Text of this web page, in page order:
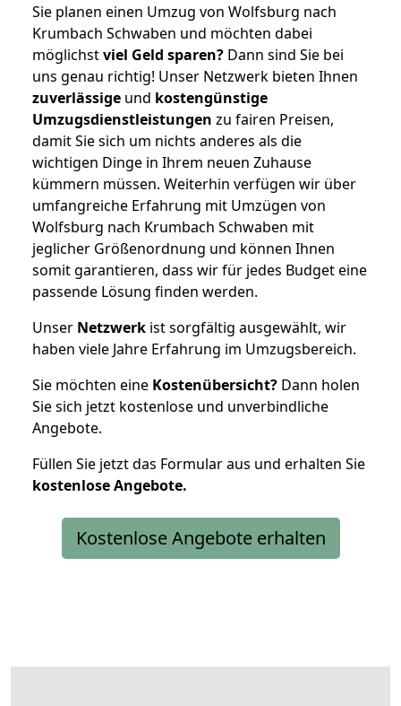
Sie planen einen Umzug von Wolfsburg nach
Krumbach Schwaben und möchten dabei
möglichstviel Geld sparen? Dann sind Sie bei
uns genau richtig! Unser Netzwerk bieten Ihnen
zuverlässige und kostengünstige
Umzugsdienstleistungen zu fairen Preisen,
damit Sie sich um nichts anderes als die
wichtigen Dinge in Ihrem neuen Zuhause
kümmern müssen. Weiterhin verfügen wir über
umfangreiche Erfahrung mit Umzügen von
Wolfsburg nach Krumbach Schwaben mit
jeglicher Größenordnung und können Ihnen
somit garantieren, dass wir für jedes Budget eine
passende Lösung finden werden.
Unser Netzwerk ist sorgfältig ausgewählt, wir
haben viele Jahre Erfahrung im Umzugsbereich.
Sie möchten eine Kostenübersicht? Dann holen
Sie sich jetzt kostenlose und unverbindliche
Angebote.
Füllen Sie jetzt das Formular aus und erhalten Sie
kostenloseAngebote.
Kostenlose Angebote erhalten